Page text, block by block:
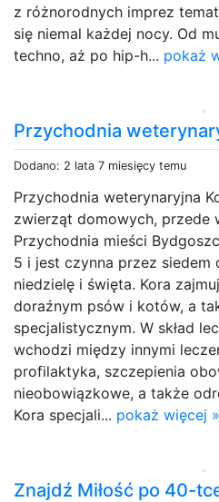
z różnorodnych imprez
się niemal każdej nocy. Od
techno, aż po hip-h... pokaż
Przychodnia
Dodano: 2 lata 7 miesięcy temu
Przychodnia weterynaryjna
zwierząt domowych, przede
Przychodnia mieści
5 i jest czynna przez
niedzielę i święta. Kora
doraźnym psów i kotów, a
specjalistycznym. W skład
wchodzi między innymi
profilaktyka, szczepienia
nieobowiązkowe, a także
Kora specjali... pokaż więcej »
Znajdź Miłość po 40-